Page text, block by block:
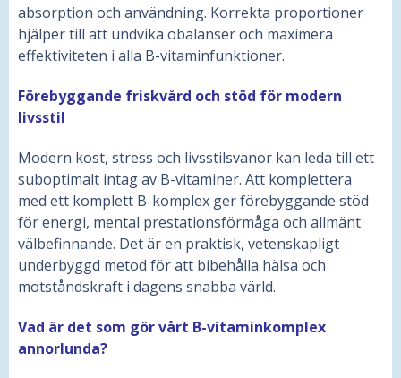
absorption och användning. Korrekta proportioner
hjälper till att undvika obalanser och maximera
effektiviteten i alla B-vitaminfunktioner.
Förebyggande friskvård och stöd för modern
livsstil
Modern kost, stress och livsstilsvanor kan leda till ett
suboptimalt intag av B-vitaminer. Att komplettera
med ett komplett B-komplex ger förebyggande stöd
för energi, mental prestationsförmåga och allmänt
välbefinnande. Det är en praktisk, vetenskapligt
underbyggd metod för att bibehålla hälsa och
motståndskraft i dagens snabba värld.
Vad är det som gör vårt B-vitaminkomplex
annorlunda?